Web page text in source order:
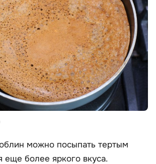
можно посыпать тертым
еще более яркого вкуса.